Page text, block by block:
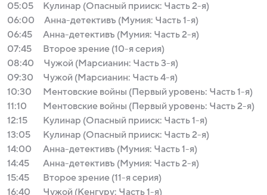
05:05
Кулинар (Опасный прииск: Часть 2-я)
06:00
Анна-детективъ (Мумия: Часть 1-я)
06:45
Анна-детективъ (Мумия: Часть 2-я)
07:45
Второе зрение (10-я серия)
08:40
Чужой (Марсианин: Часть 3-я)
09:30
Чужой (Марсианин: Часть 4-я)
10:30
Ментовские войны (Первый уровень: Часть 1-я)
11:10
Ментовские войны (Первый уровень: Часть 2-я)
12:15
Кулинар (Опасный прииск: Часть 1-я)
13:05
Кулинар (Опасный прииск: Часть 2-я)
14:00
Анна-детективъ (Мумия: Часть 1-я)
14:45
Анна-детективъ (Мумия: Часть 2-я)
15:45
Второе зрение (11-я серия)
16:40
Чужой (Кенгуру: Часть 1-я)